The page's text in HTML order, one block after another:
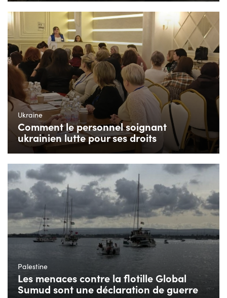
Ukraine
Comment le personnel soignant
ukrainien lutte pour ses droits
Palestine
Les menaces contre la flotille Global
Sumud sont une déclaration de guerre